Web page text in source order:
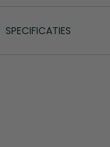
SPECIFICATIES